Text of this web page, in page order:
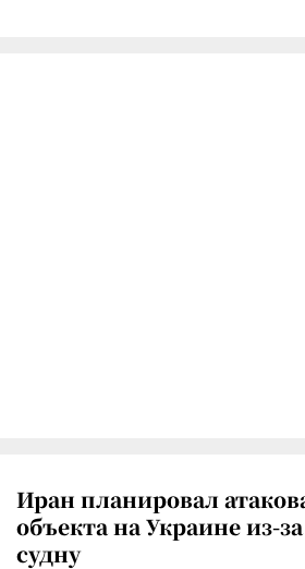
Иран планировал
объекта на Украине из-
судну